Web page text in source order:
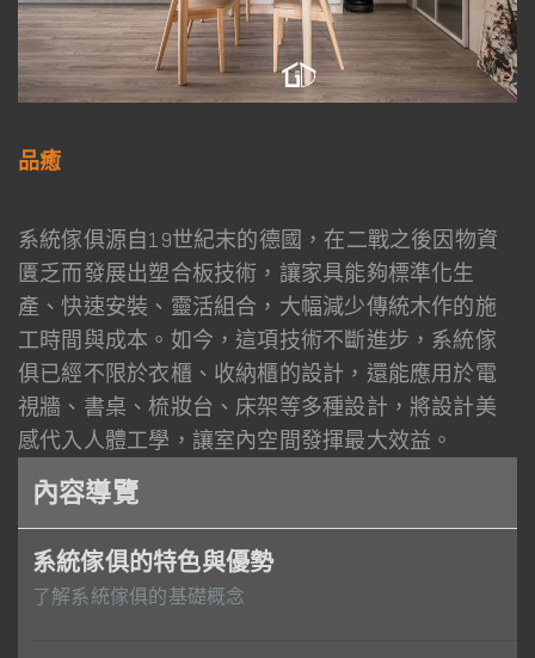
品癒
系統傢俱源自19世紀末的德國，在二戰之後因物資
匱乏而發展出塑合板技術，讓家具能夠標準化生
產、快速安裝、靈活組合，大幅減少傳統木作的施
工時間與成本。如今，這項技術不斷進步，系統傢
俱已經不限於衣櫃、收納櫃的設計，還能應用於電
視牆、書桌、梳妝台、床架等多種設計，將設計美
感代入人體工學，讓室內空間發揮最大效益。
內容導覽
系統傢俱的特色與優勢
了解系統傢俱的基礎概念